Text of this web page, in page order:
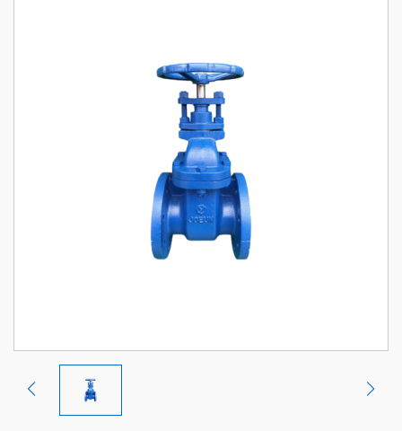
CHÍNH SÁCH VẬN CHUYỂN VÀ GIAO NHẬN
ĐỐI TÁC CỦA CHÚNG TÔI